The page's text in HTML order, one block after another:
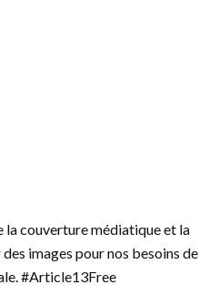
la couverture médiatique et la
images pour nos besoins de
#Article13Free